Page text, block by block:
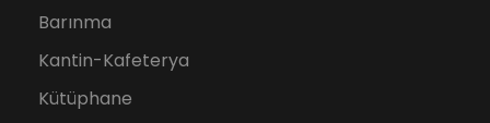
Barınma
Kantin-Kafeterya
Kütüphane